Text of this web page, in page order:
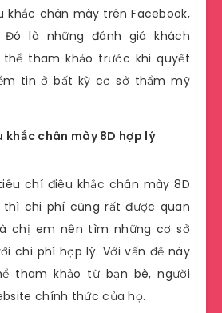
khắc chân mày trên Facebook,
Đó là những đánh giá khách
tham khảo trước khi quyết
tin ở bất kỳ cơ sở thẩm mỹ
khắc chân mày 8D hợp lý
chí điêu khắc chân mày 8D
chi phí cũng rất được quan
chị em nên tìm những cơ sở
chi phí hợp lý. Với vấn đề này
tham khảo từ bạn bè, người
chính thức của họ.